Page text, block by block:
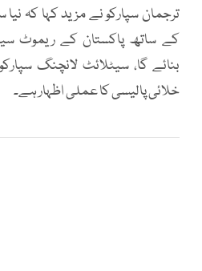
کے ساتھ پاکستان کے ریموٹ
خلائی پالیسی کا عملی اظہار ہے۔